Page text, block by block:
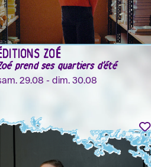
ÉDITIONS ZOÉ
prend ses quartiers d'été
29.08 - dim. 30.08